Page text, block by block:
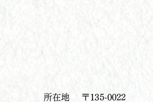
​所在地
〒135-0022